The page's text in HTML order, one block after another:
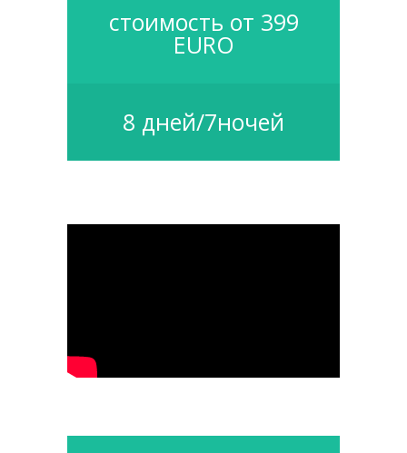
стоимость от 399
EURO
8 дней/7ночей